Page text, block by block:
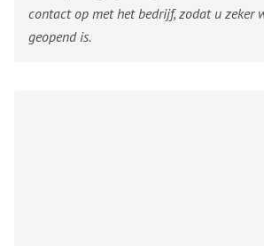
contact op met het bedrijf, zodat u zeker
geopend is.